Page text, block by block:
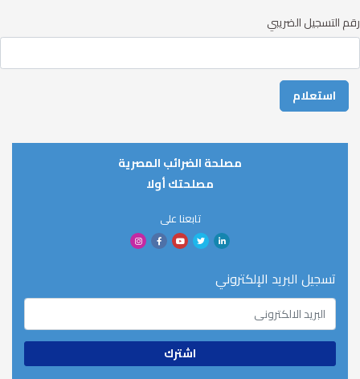
رقم التسجيل الضريبي
مصلحة الضرائب المصرية
مصلحتك أولا
تابعنا على
تسجيل البريد الإلكتروني